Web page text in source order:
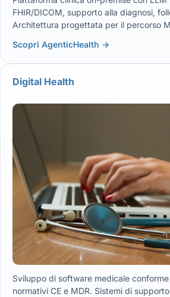
FHIR/DICOM, supporto alla diagnosi,
Architettura progettata per il percorso
Scopri AgenticHealth →
Digital Health
Sviluppo di software medicale
normativi CE e MDR. Sistemi di